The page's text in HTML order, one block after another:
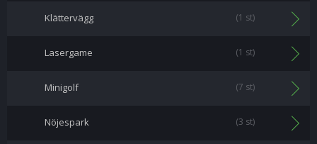
Klättervägg (1 st)
Lasergame (1 st)
Minigolf (7 st)
Nöjespark (3 st)